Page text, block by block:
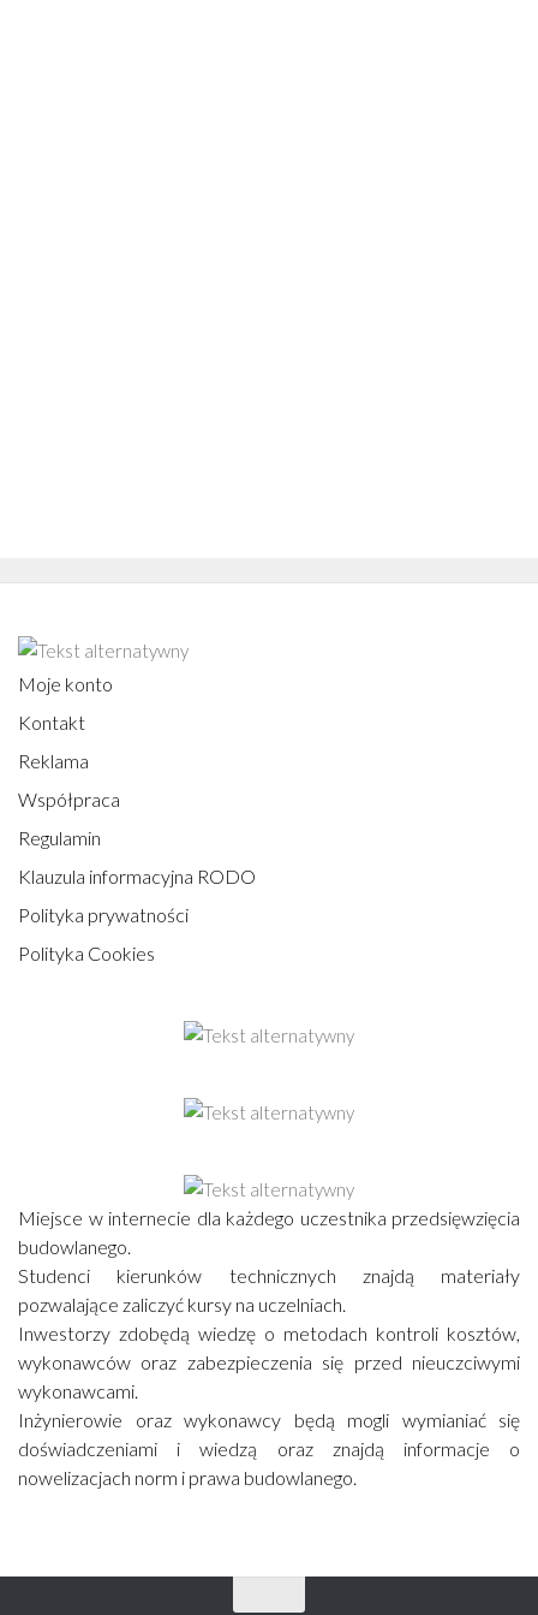
Moje konto
Kontakt
Reklama
Współpraca
Regulamin
Klauzula informacyjna RODO
Polityka prywatności
Polityka Cookies
Miejsce w internecie dla każdego uczestnika przedsięwzięcia
budowlanego.
Studenci kierunków technicznych znajdą materiały
pozwalające zaliczyć kursy na uczelniach.
Inwestorzy zdobędą wiedzę o metodach kontroli kosztów,
wykonawców oraz zabezpieczenia się przed nieuczciwymi
wykonawcami.
Inżynierowie oraz wykonawcy będą mogli wymianiać się
doświadczeniami i wiedzą oraz znajdą informacje o
nowelizacjach norm i prawa budowlanego.